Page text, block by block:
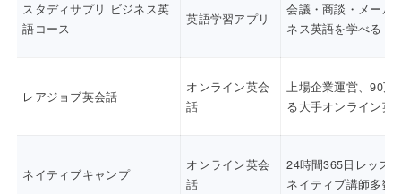
スタディサプリ ビジネス英
語コース
英語学習アプリ
会議・商談・メール
ネス英語を学べる
レアジョブ英会話
オンライン英会
話
上場企業運営、90万
る大手オンライン英
ネイティブキャンプ
オンライン英会
話
24時間365日レッス
ネイティブ講師多数